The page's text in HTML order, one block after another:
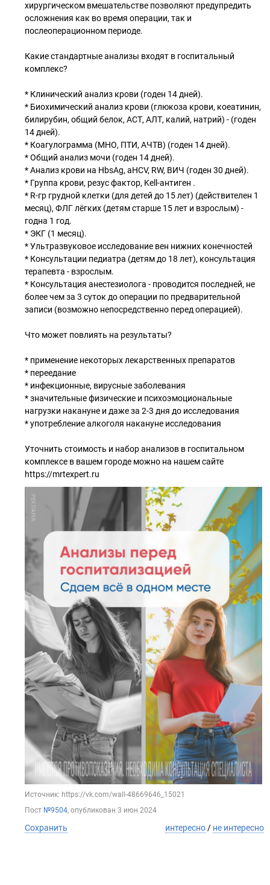
хирургическом вмешательстве позволяют предупредить
осложнения как во время операции, так и
послеоперационном периоде.
Какие стандартные анализы входят в госпитальный
комплекс?
* Клинический анализ крови (годен 14 дней).
* Биохимический анализ крови (глюкоза крови, коеатинин,
билирубин, общий белок, АСТ, АЛТ, калий, натрий) - (годен
14 дней).
* Коагулограмма (МНО, ПТИ, АЧТВ) (годен 14 дней).
* Общий анализ мочи (годен 14 дней).
* Анализ крови на HbsAg, aHCV, RW, ВИЧ (годен 30 дней).
* Группа крови, резус фактор, Kell-антиген .
* R-гр грудной клетки (для детей до 15 лет) (действителен 1
месяц), ФЛГ лёгких (детям старше 15 лет и взрослым) -
годна 1 год.
* ЭКГ (1 месяц).
* Ультразвуковое исследование вен нижних конечностей
* Консультации педиатра (детям до 18 лет), консультация
терапевта - взрослым.
* Консультация анестезиолога - проводится последней, не
более чем за 3 суток до операции по предварительной
записи (возможно непосредственно перед операцией).
Что может повлиять на результаты?
* применение некоторых лекарственных препаратов
* переедание
* инфекционные, вирусные заболевания
* значительные физические и психоэмоциональные
нагрузки накануне и даже за 2-3 дня до исследования
* употребление алкоголя накануне исследования
Уточнить стоимость и набор анализов в госпитальном
комплексе в вашем городе можно на нашем сайте
https://mrtexpert.ru
Источник: https://vk.com/wall-48669646_15021
Пост №9504, опубликован 3 июн 2024
Сохранить интересно / не интересно